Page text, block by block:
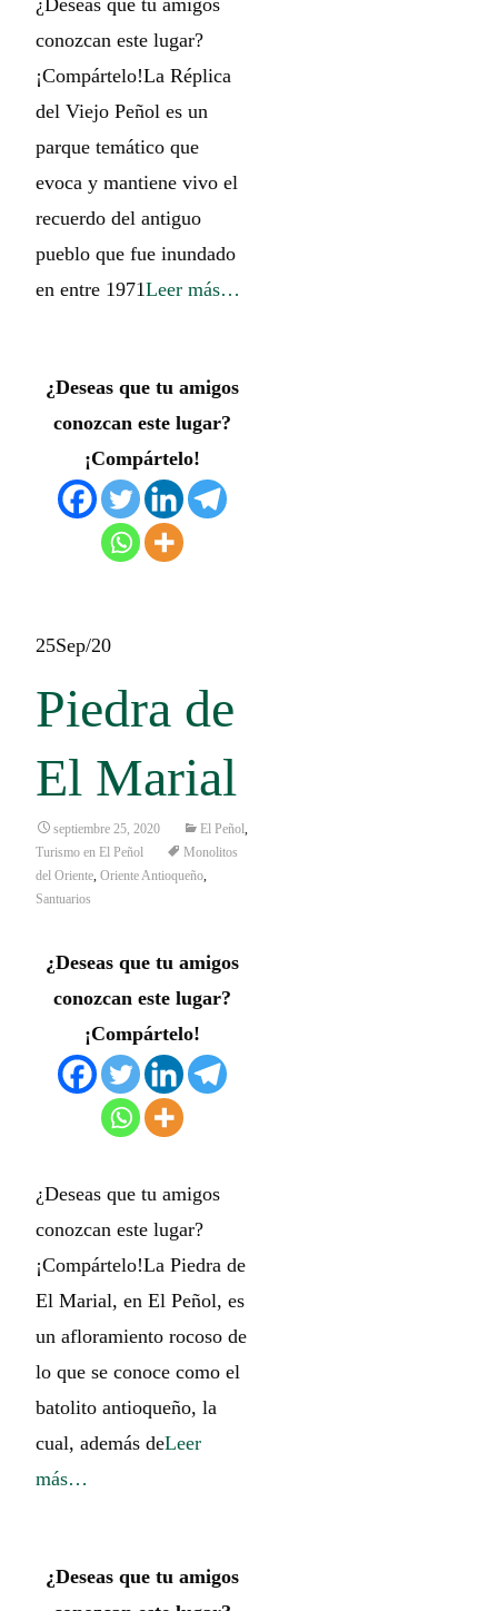
conozcan este lugar?
¡Compártelo!La Réplica
del Viejo Peñol es un
parque temático que
evoca y mantiene vivo el
recuerdo del antiguo
pueblo que fue inundado
en entre 1971Leer más…
¿Deseas que tu amigos
conozcan este lugar?
¡Compártelo!
25Sep/20
Piedra de
El Marial
septiembre 25, 2020 El Peñol
Turismo en El Peñol
Monolitos
del Oriente Oriente Antioqueño
Santuarios
¿Deseas que tu amigos
conozcan este lugar?
¡Compártelo!
¿Deseas que tu amigos
conozcan este lugar?
¡Compártelo!La Piedra de
El Marial, en El Peñol, es
un afloramiento rocoso de
lo que se conoce como el
batolito antioqueño, la
cual, además deLeer
más…
¿Deseas que tu amigos